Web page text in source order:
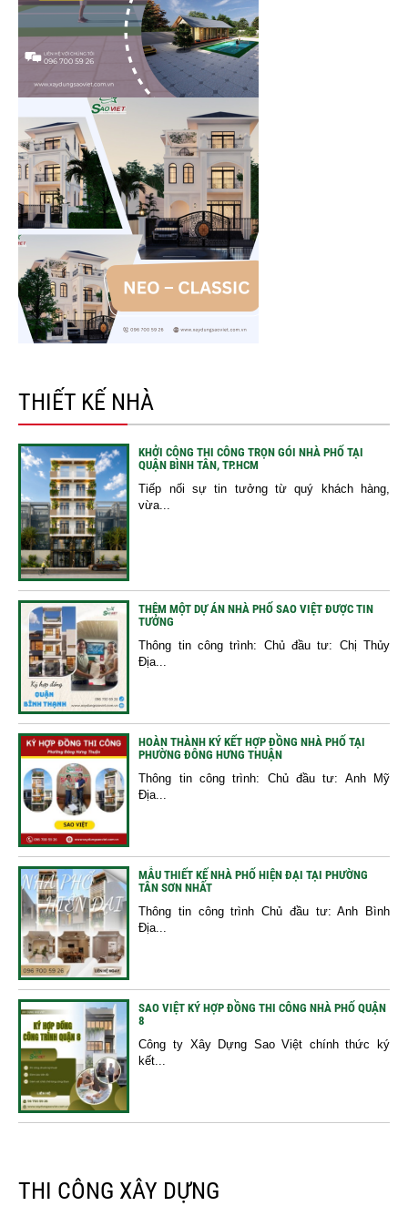
THIẾT KẾ NHÀ
KHỞI CÔNG THI CÔNG TRỌN GÓI NHÀ PHỐ TẠI
QUẬN BÌNH TÂN, TP.HCM
Tiếp nối sự tin tưởng từ quý khách hàng,
vừa...
THÊM MỘT DỰ ÁN NHÀ PHỐ SAO VIỆT ĐƯỢC TIN
TƯỞNG
Thông tin công trình: Chủ đầu tư: Chị Thủy
Địa...
HOÀN THÀNH KÝ KẾT HỢP ĐỒNG NHÀ PHỐ TẠI
PHƯỜNG ĐÔNG HƯNG THUẬN
Thông tin công trình: Chủ đầu tư: Anh Mỹ
Địa...
MẪU THIẾT KẾ NHÀ PHỐ HIỆN ĐẠI TẠI PHƯỜNG
TÂN SƠN NHẤT
Thông tin công trình Chủ đầu tư: Anh Bình
Địa...
SAO VIỆT KÝ HỢP ĐỒNG THI CÔNG NHÀ PHỐ QUẬN
8
Công ty Xây Dựng Sao Việt chính thức ký
kết...
THI CÔNG XÂY DỰNG